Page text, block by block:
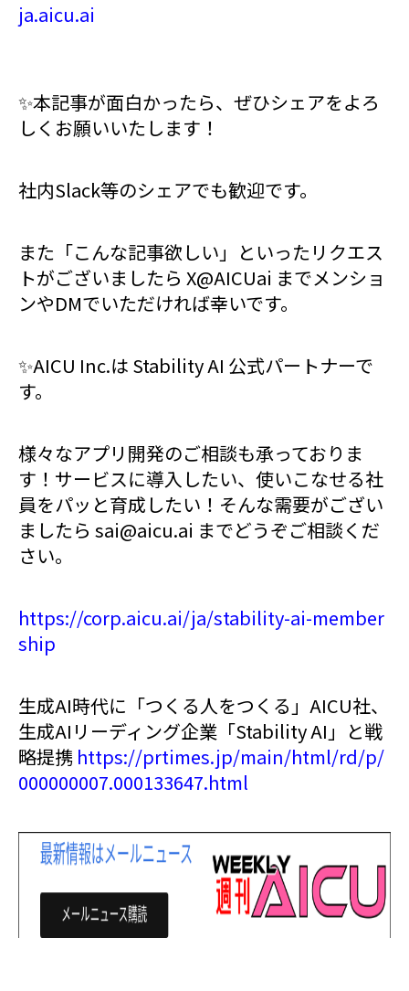
ja.aicu.ai
✨️本記事が面白かったら、ぜひシェアをよろ
しくお願いいたします！
社内Slack等のシェアでも歓迎です。
また「こんな記事欲しい」といったリクエス
トがございましたら X@AICUai までメンショ
ンやDMでいただければ幸いです。
✨️AICU Inc.は Stability AI 公式パートナーで
す。
様々なアプリ開発のご相談も承っておりま
す！サービスに導入したい、使いこなせる社
員をパッと育成したい！そんな需要がござい
ましたら sai@aicu.ai までどうぞご相談くだ
さい。
https://corp.aicu.ai/ja/stability-ai-member
ship
生成AI時代に「つくる人をつくる」AICU社、
生成AIリーディング企業「Stability AI」と戦
略提携 https://prtimes.jp/main/html/rd/p/
000000007.000133647.html